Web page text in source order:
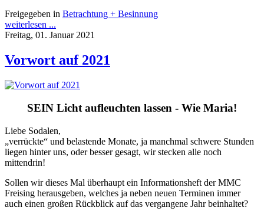
Freigegeben in Betrachtung + Besinnung
weiterlesen ...
Freitag, 01. Januar 2021
Vorwort auf 2021
SEIN Licht aufleuchten lassen - Wie Maria!
Liebe Sodalen,
„verrückte“ und belastende Monate, ja manchmal schwere Stunden
liegen hinter uns, oder besser gesagt, wir stecken alle noch
mittendrin!
Sollen wir dieses Mal überhaupt ein Informationsheft der MMC
Freising herausgeben, welches ja neben neuen Terminen immer
auch einen großen Rückblick auf das vergangene Jahr beinhaltet?